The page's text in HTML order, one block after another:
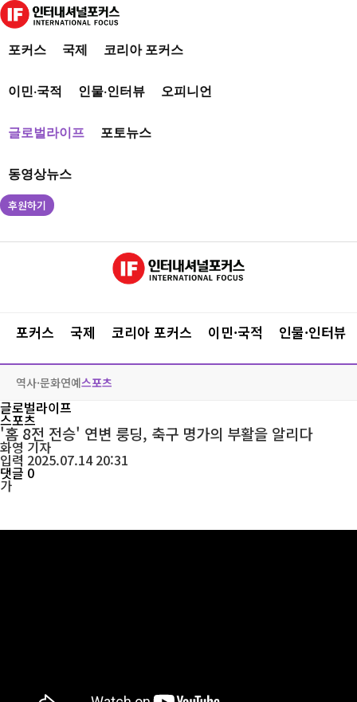
포커스 국제 코리아 포커스
이민·국적 인물·인터뷰 오피니언
글로벌라이프 포토뉴스
동영상뉴스
후원하기
포커스 국제 코리아 포커스 이민·국적 인물·인터뷰
역사·문화연예스포츠
글로벌라이프
스포츠
'홈 8전 전승' 연변 룽딩, 축구 명가의 부활을 알리다
화영 기자
입력 2025.07.14 20:31
댓글 0
가